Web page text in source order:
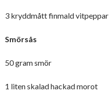
3 kryddmått finmald vitpeppar
Smörsås
50 gram smör
1 liten skalad hackad morot